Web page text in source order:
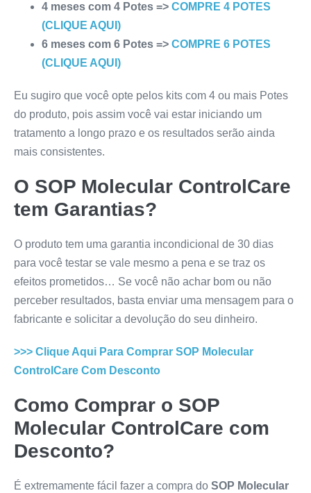
4 meses com 4 Potes => COMPRE 4 POTES
(CLIQUE AQUI)
6 meses com 6 Potes => COMPRE 6 POTES
(CLIQUE AQUI)
Eu sugiro que você opte pelos kits com 4 ou mais Potes
do produto, pois assim você vai estar iniciando um
tratamento a longo prazo e os resultados serão ainda
mais consistentes.
O SOP Molecular ControlCare
tem Garantias?
O produto tem uma garantia incondicional de 30 dias
para você testar se vale mesmo a pena e se traz os
efeitos prometidos… Se você não achar bom ou não
perceber resultados, basta enviar uma mensagem para o
fabricante e solicitar a devolução do seu dinheiro.
>>> Clique Aqui Para Comprar SOP Molecular
ControlCare Com Desconto
Como Comprar o SOP
Molecular ControlCare com
Desconto?
É extremamente fácil fazer a compra do SOP Molecular